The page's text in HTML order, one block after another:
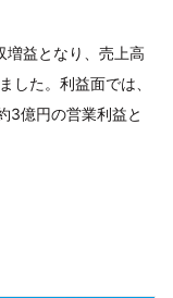
増益となり、売上高
した。利益面では、
3億円の営業利益と